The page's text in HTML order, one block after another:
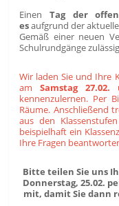
Einen Tag der
esaufgrund der
Gemäß einer neuen
Schulrundgängezulässig
Wir laden Sie und Ihre
amSamstag
kennenzulernen. Per
Räume. Anschließend
aus den
beispielhaft ein
Ihre Fragen
Bitte teilen Sie uns
Donnerstag, 25.02.
mit, damit Sie dann